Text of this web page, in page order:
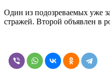
Один из подозреваемых уже
стражей. Второй объявлен в